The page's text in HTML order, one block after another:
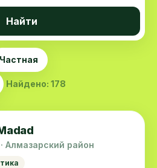
Найти
Частная
Найдено: 178
Алмазарский район